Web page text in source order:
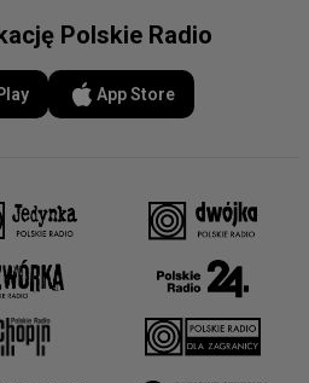
Polskie Radio
App Store